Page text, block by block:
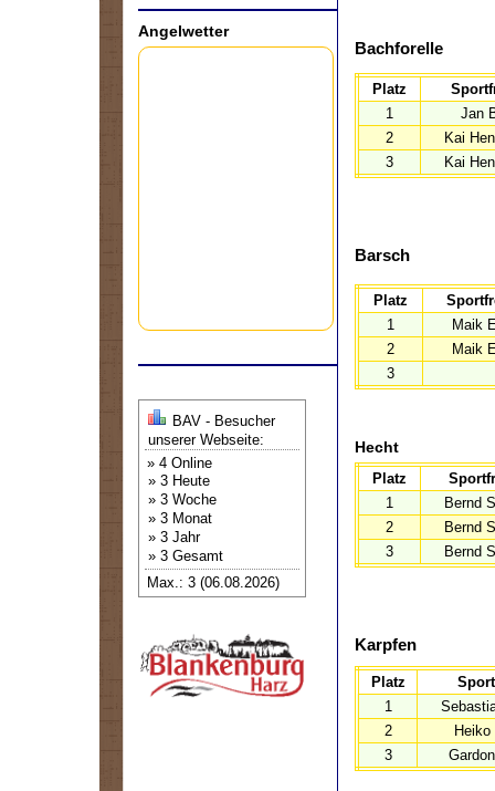
Angelwetter
BAV - Besucher
unserer Webseite:
» 4 Online
» 3 Heute
» 3 Woche
» 3 Monat
» 3 Jahr
» 3 Gesamt
Max.: 3 (06.08.2026)
Bachforelle
Platz
1
Jan
2
Kai
3
Kai
Barsch
Platz
1
Maik
2
Maik
3
Hecht
Platz
1
Bernd
2
Bernd
3
Bernd
Karpfen
Platz
1
2
3